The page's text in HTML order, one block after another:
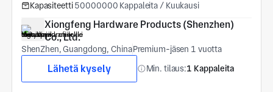
Kapasiteetti 50000000 Kappaleita / Kuukausi
Xiongfeng Hardware Products (Shenzhen)
Co., Ltd.
ShenZhen, Guangdong, ChinaPremium-jäsen 1 vuotta
Lähetä kysely Min. tilaus:1 Kappaleita